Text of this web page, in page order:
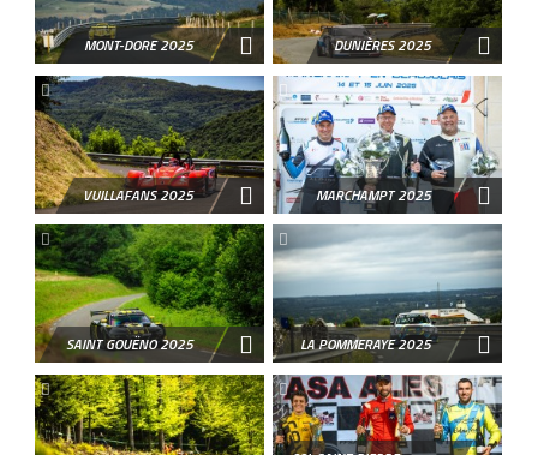
MONT-DORE 2025 DUNIÈRES 2025
VUILLAFANS 2025 MARCHAMPT 2025
SAINT GOUËNO 2025 LA POMMERAYE 2025